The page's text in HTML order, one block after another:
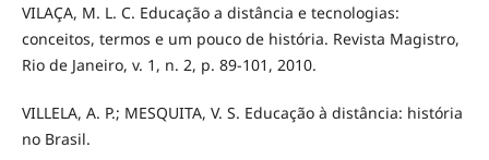
VILAÇA, M. L. C. Educação a distância e tecnologias:
conceitos, termos e um pouco de história. Revista Magistro,
Rio de Janeiro, v. 1, n. 2, p. 89-101, 2010.
VILLELA, A. P.; MESQUITA, V. S. Educação à distância: história
no Brasil.